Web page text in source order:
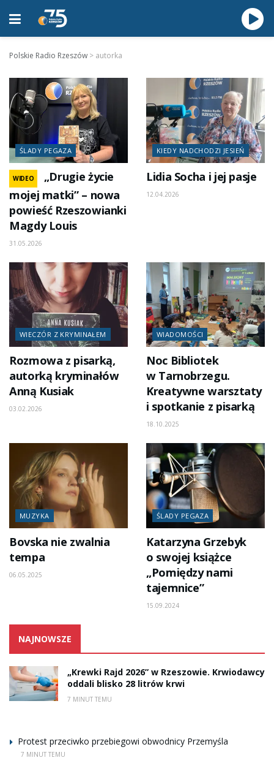
Polskie Radio Rzeszów > autorka
ŚLADY PEGAZA
WIDEO
„Drugie życie
mojej matki” – nowa
powieść Rzeszowianki
Magdy Louis
31.05.2026
KIEDY NADCHODZI JESIEŃ
Lidia Socha i jej pasje
12.04.2026
WIECZÓR Z KRYMINAŁEM
Rozmowa z pisarką,
autorką kryminałów
Anną Kusiak
03.02.2026
WIADOMOŚCI
Noc Bibliotek
w Tarnobrzegu.
Kreatywne warsztaty
i spotkanie z pisarką
18.10.2025
MUZYKA
Bovska nie zwalnia
tempa
06.05.2025
ŚLADY PEGAZA
Katarzyna Grzebyk
o swojej książce
„Pomiędzy nami
tajemnice”
15.09.2024
NAJNOWSZE
„Krewki Rajd 2026” w Rzeszowie. Krwiodawcy
oddali blisko 28 litrów krwi
7 MINUT TEMU
Protest przeciwko przebiegowi obwodnicy Przemyśla
7 MINUT TEMU